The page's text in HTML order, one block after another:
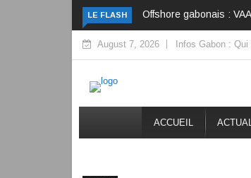
LE FLASH Offshore gabonais :
August 7, 2026 Infos Gabon :
ACCUEIL